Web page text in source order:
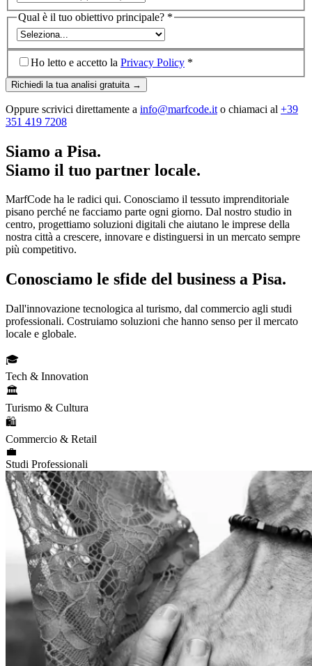
Qual è il tuo obiettivo principale? *
Ho letto e accetto la Privacy Policy *
Richiedi la tua analisi gratuita →
Oppure scrivici direttamente a info@marfcode.it o chiamaci al +39
351 419 7208
Siamo a Pisa.
Siamo il tuo partner locale.
MarfCode ha le radici qui. Conosciamo il tessuto imprenditoriale
pisano perché ne facciamo parte ogni giorno. Dal nostro studio in
centro, progettiamo soluzioni digitali che aiutano le imprese della
nostra città a crescere, innovare e distinguersi in un mercato sempre
più competitivo.
Conosciamo le sfide del business a Pisa.
Dall'innovazione tecnologica al turismo, dal commercio agli studi
professionali. Costruiamo soluzioni che hanno senso per il mercato
locale e globale.
🎓
Tech & Innovation
🏛️
Turismo & Cultura
🛍️
Commercio & Retail
💼
Studi Professionali